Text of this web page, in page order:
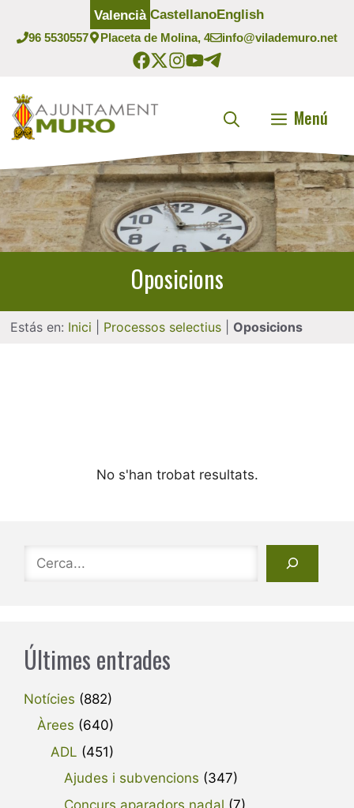
contingut
96 5530557 Placeta de Molina, 4 info@vilademuro.net
Valencià CastellanoEnglish
Menú
Oposicions
Estás en: Inici Processos selectius Oposicions
No s'han trobat resultats.
Últimes entrades
Notícies (882)
Àrees (640)
ADL (451)
Ajudes i subvencions (347)
Concurs aparadors nadal (7)